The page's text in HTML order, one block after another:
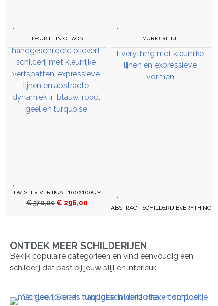
DRUKTE IN CHAOS VURIG RITME
TWISTER VERTICAL 100X100CM
€370,00 € 296,00
ABSTRACT SCHILDERIJ EVERYTHING
ONTDEK MEER SCHILDERIJEN
Bekijk populaire categorieën en vind eenvoudig een
schilderij dat past bij jouw stijl en interieur.